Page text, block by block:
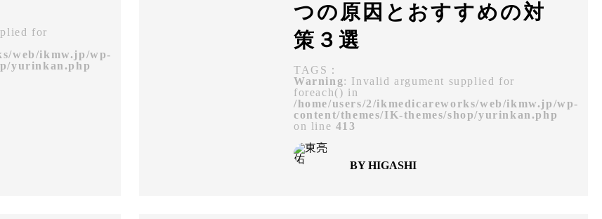
for
web/ikmw.jp/wp-
yurinkan.php
つの原因とおすすめの対
策３選
TAGS：
Warning: Invalid argument supplied for
foreach() in
/home/users/2/ikmedicareworks/web/ikmw.jp/wp-
content/themes/IK-themes/shop/yurinkan.php
on line 413
BY HIGASHI